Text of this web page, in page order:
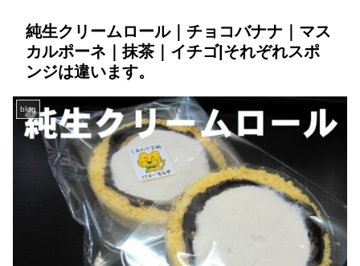
純生クリームロール｜チョコバナナ｜マス
カルポーネ｜抹茶｜イチゴ|それぞれスポ
ンジは違います。
blog